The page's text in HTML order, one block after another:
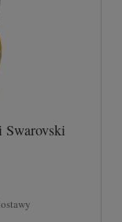
Swarovski